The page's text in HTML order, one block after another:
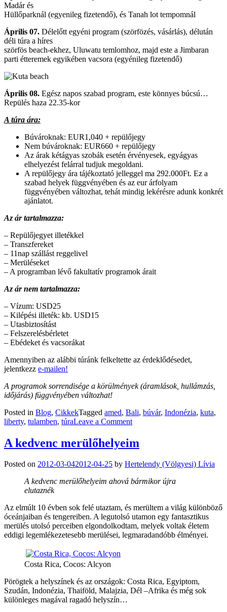
Madár és
Hüllőparknál (egyenileg fizetendő), és Tanah lot tempomnál
Április 07. Délelőtt egyéni program (szörfözés, vásárlás), délután
déli túra a híres
szörfös beach-ekhez, Uluwatu temlomhoz, majd este a Jimbaran
parti étteremek egyikében vacsora (egyénileg fizetendő)
Április 08. Egész napos szabad program, este könnyes búcsú…
Repülés haza 22.35-kor
A túra ára:
Búvároknak: EUR1,040 + repülőjegy
Nem búvároknak: EUR660 + repülőjegy
Az árak kétágyas szobák esetén érvényesek, egyágyas
elhelyezést felárral tudjuk megoldani.
A repülőjegy ára tájékoztató jelleggel ma 292.000Ft. Ez a
szabad helyek függvényében és az eur árfolyam
függvényében változhat, tehát mindig lekérésre adunk konkrét
ajánlatot.
Az ár tartalmazza:
– Repülőjegyet illetékkel
– Transzfereket
– 11nap szállást reggelivel
– Merüléseket
– A programban lévő fakultatív programok árait
Az ár nem tartalmazza:
– Vízum: USD25
– Kilépési illeték: kb. USD15
– Utasbiztosítást
– Felszerelésbérletet
– Ebédeket és vacsorákat
Amennyiben az alábbi túránk felkeltette az érdeklődésedet,
jelentkezz e-mailen!
A programok sorrendisége a körülmények (áramlások, hullámzás,
időjárás) függvényében változhat!
Posted in Blog, CikkekTagged amed, Bali, búvár, Indonézia, kuta,
liberty, tulamben, túraLeave a Commenton
Bali!
A kedvenc merülőhelyeim
Posted on 2012-03-042012-04-25 by Hertelendy (Völgyesi) Lívia
A kedvenc merülőhelyeim ahová bármikor újra
elutaznék
Az elmúlt 10 évben sok felé utaztam, és merültem a világ különböző
óceánjaiban és tengereiben. A legutolsó utamon egy fantasztikus
merülés utolsó perceiben elgondolkodtam, melyek voltak életem
eddigi legemlékezetesebb merülései, legmaradandóbb élményei.
Costa Rica, Cocos: Alcyon
Pörögtek a helyszínek és az országok: Costa Rica, Egyiptom,
Szudán, Indonézia, Thaiföld, Malajzia, Dél –Afrika és még sok
különleges magával ragadó helyszín…